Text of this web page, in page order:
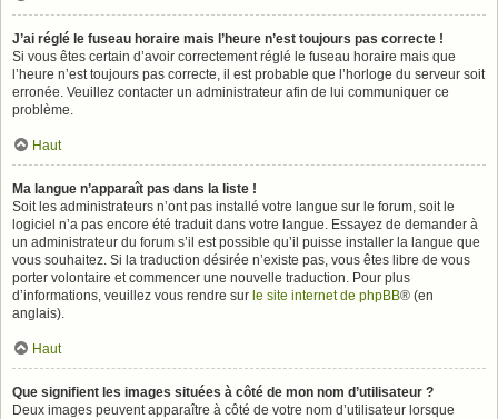
J’ai réglé le fuseau horaire mais l’heure n’est toujours pas correcte !
Si vous êtes certain d’avoir correctement réglé le fuseau horaire mais que
l’heure n’est toujours pas correcte, il est probable que l’horloge du serveur soit
erronée. Veuillez contacter un administrateur afin de lui communiquer ce
problème.
Haut
Ma langue n’apparaît pas dans la liste !
Soit les administrateurs n’ont pas installé votre langue sur le forum, soit le
logiciel n’a pas encore été traduit dans votre langue. Essayez de demander à
un administrateur du forum s’il est possible qu’il puisse installer la langue que
vous souhaitez. Si la traduction désirée n’existe pas, vous êtes libre de vous
porter volontaire et commencer une nouvelle traduction. Pour plus
d’informations, veuillez vous rendre sur le site internet de phpBB® (en
anglais).
Haut
Que signifient les images situées à côté de mon nom d’utilisateur ?
Deux images peuvent apparaître à côté de votre nom d’utilisateur lorsque